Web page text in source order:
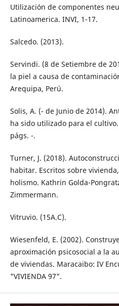
Utilización de componentes
Latinoamerica. INVI, 1-17.
Salcedo. (2013).
Servindi. (8 de Setiembre de
la piel a causa de
Arequipa, Perú.
Solis, A. (- de Junio de 2014).
ha sido utilizado para el
págs. -.
Turner, J. (2018).
habitar. Escritos sobre
holismo. Kathrin Golda-
Zimmermann.
Vitruvio. (15A.C).
Wiesenfeld, E. (2002).
aproximación psicosocial a la
de viviendas. Maracaibo: IV
"VIVIENDA 97".